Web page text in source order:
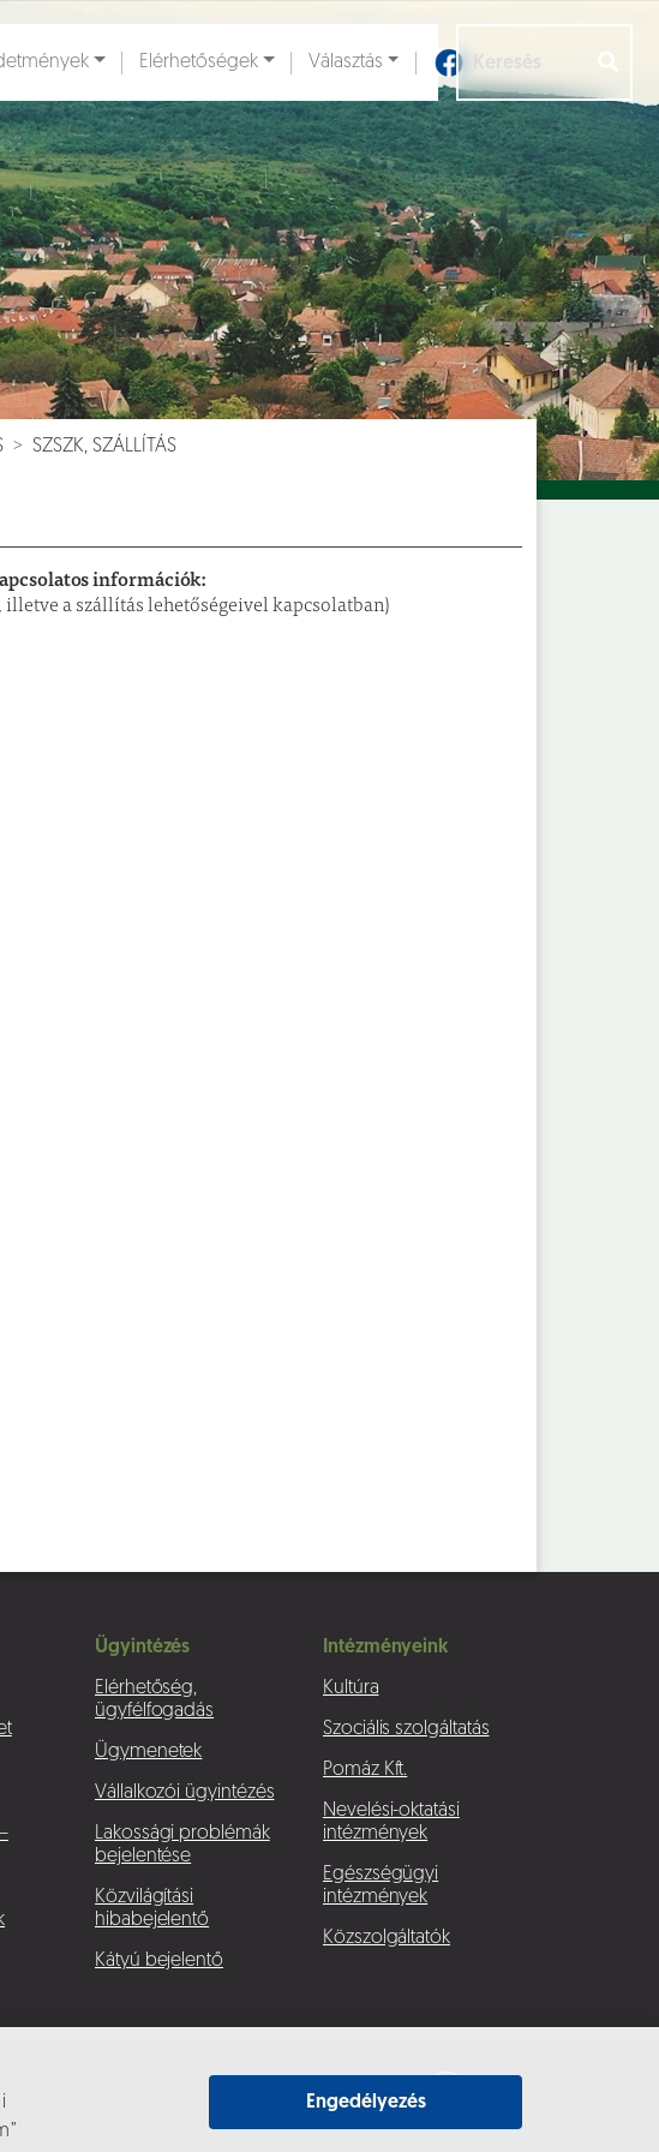
Engedélyezés
Elérhetőségek Választás
SZSZK, SZÁLLÍTÁS
információk:
a szállítás lehetőségeivel kapcsolatban)
Ügyintézés
Elérhetőség,
ügyfélfogadás
Ügymenetek
Vállalkozói ügyintézés
Lakossági problémák
bejelentése
Közvilágítási
hibabejelentő
Kátyú bejelentő
Intézményeink
Kultúra
Szociális szolgáltatás
Pomáz Kft.
Nevelési-oktatási
intézmények
Egészségügyi
intézmények
Közszolgáltatók
[] Aloldalak []